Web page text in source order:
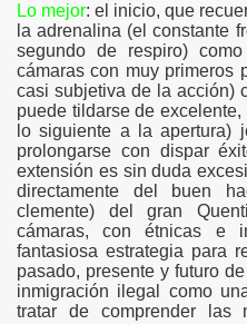
Lo mejor: el inicio, que
la adrenalina (el constante
segundo de respiro)
cámaras con muy primeros
casi subjetiva de la acción)
puede tildarse de
lo siguiente a la apertura)
prolongarse con dispar
extensión es sin duda
directamente del buen
clemente) del gran
cámaras, con étnicas e
fantasiosa estrategia para
pasado, presente y futuro
inmigración ilegal como
tratar de comprender las